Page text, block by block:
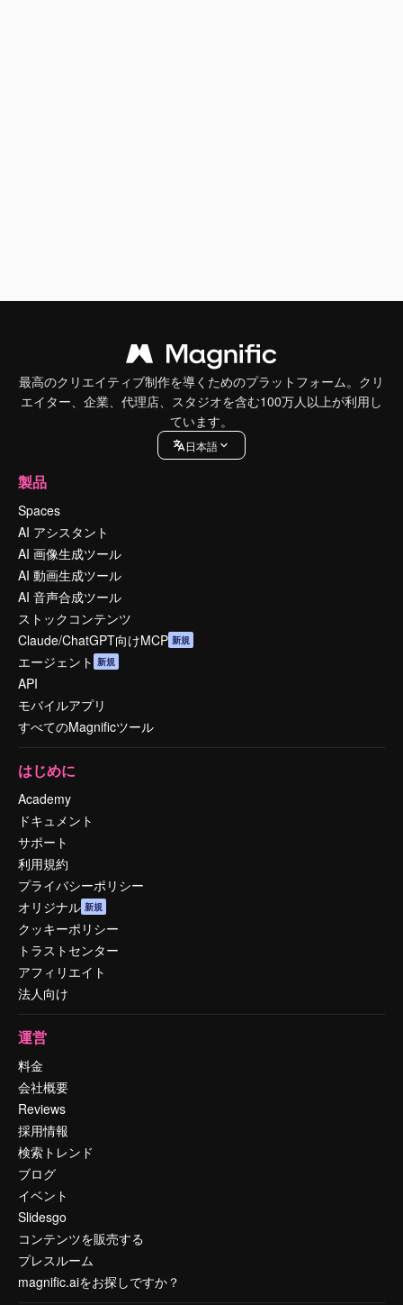
最高のクリエイティブ制作を導くためのプラットフォーム。クリ
エイター、企業、代理店、スタジオを含む100万人以上が利用し
ています。
日本語
製品
Spaces
AI アシスタント
AI 画像生成ツール
AI 動画生成ツール
AI 音声合成ツール
ストックコンテンツ
Claude/ChatGPT向けMCP 新規
エージェント 新規
API
モバイルアプリ
すべてのMagnificツール
はじめに
Academy
ドキュメント
サポート
利用規約
プライバシーポリシー
オリジナル 新規
クッキーポリシー
トラストセンター
アフィリエイト
法人向け
運営
料金
会社概要
Reviews
採用情報
検索トレンド
ブログ
イベント
Slidesgo
コンテンツを販売する
プレスルーム
magnific.aiをお探しですか？